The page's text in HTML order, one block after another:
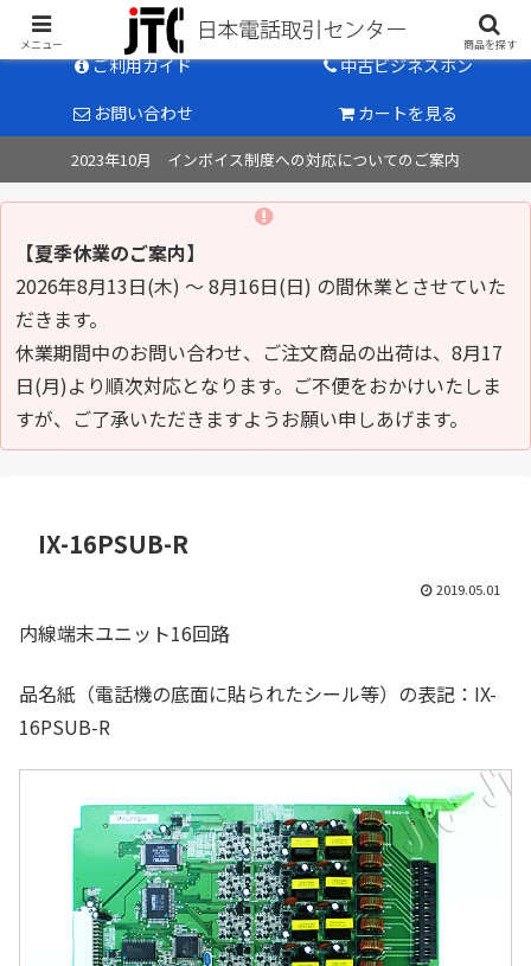
中古ビジネスホン販売のパイオニア
ご利用ガイド
中古ビジネスホン
お問い合わせ
カートを見る
2023年10月 インボイス制度への対応についてのご案内
【夏季休業のご案内】
2026年8月13日(木) ～ 8月16日(日) の間休業とさせていた
だきます。
休業期間中のお問い合わせ、ご注文商品の出荷は、8月17
日(月)より順次対応となります。ご不便をおかけいたしま
すが、ご了承いただきますようお願い申しあげます。
IX-16PSUB-R
2019.05.01
内線端末ユニット16回路
品名紙（電話機の底面に貼られたシール等）の表記：IX-
16PSUB-R
メニュー 商品を探す